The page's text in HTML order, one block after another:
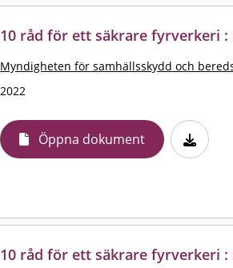
10 råd för ett säkrare fyrverkeri :
Myndigheten för samhällsskydd och
2022
Öppna dokument
10 råd för ett säkrare fyrverkeri :